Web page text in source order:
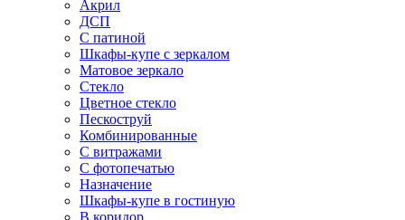
Акрил
ДСП
С патиной
Шкафы-купе с зеркалом
Матовое зеркало
Стекло
Цветное стекло
Пескоструй
Комбинированные
С витражами
С фотопечатью
Назначение
Шкафы-купе в гостиную
В коридор